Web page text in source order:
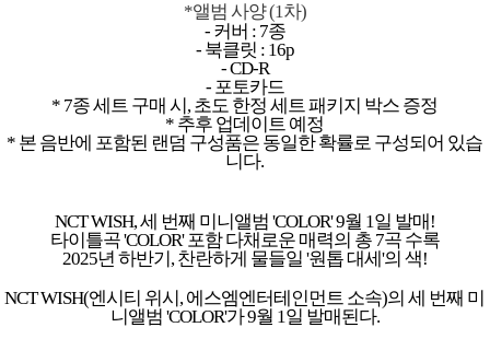
*앨범 사양 (1차)
- 커버 : 7종
- 북클릿 : 16p
- CD-R
- 포토카드
* 7종 세트 구매 시, 초도 한정 세트 패키지 박스 증정
* 추후 업데이트 예정
* 본 음반에 포함된 랜덤 구성품은 동일한 확률로 구성되어 있습
니다.
NCT WISH, 세 번째 미니앨범 'COLOR' 9월 1일 발매!
타이틀곡 'COLOR' 포함 다채로운 매력의 총 7곡 수록
2025년 하반기, 찬란하게 물들일 '원톱 대세'의 색!
NCT WISH(엔시티 위시, 에스엠엔터테인먼트 소속)의 세 번째 미
니앨범 'COLOR'가 9월 1일 발매된다.